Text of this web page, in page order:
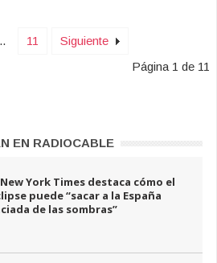
11
Siguiente
Página 1 de 11
EN RADIOCABLE
New York Times destaca cómo el
puede “sacar a la España
de las sombras”